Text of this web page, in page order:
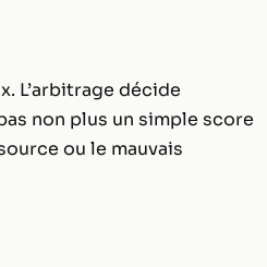
L’arbitrage décide
non plus un simple score
ou le mauvais